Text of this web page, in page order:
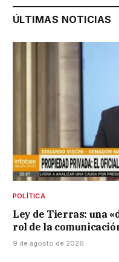
ÚLTIMAS NOTICIAS
POLÍTICA
Ley de Tierras: una
rol de la
9 de agosto de 2026